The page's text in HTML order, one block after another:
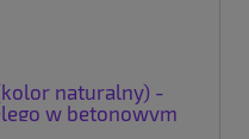
naturalny) -
w betonowym